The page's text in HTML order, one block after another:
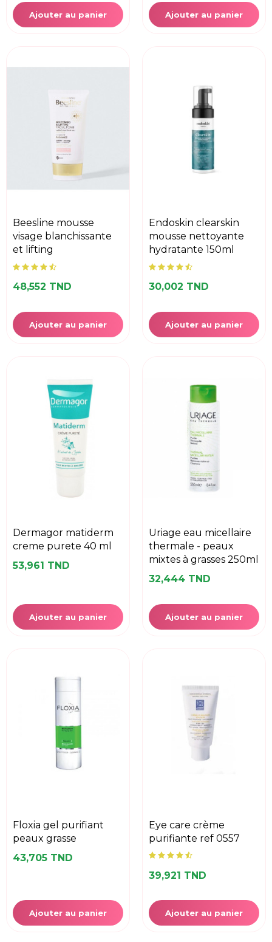
Ajouter au panier Ajouter au panier
beesline mousse
visage blanchissante
et lifting
48,552 TND
Ajouter au panier
endoskin clearskin
mousse nettoyante
hydratante 150ml
30,002 TND
Ajouter au panier
dermagor matiderm
creme purete 40 ml
53,961 TND
Ajouter au panier
uriage eau micellaire
thermale - peaux
mixtes à grasses 250ml
32,444 TND
Ajouter au panier
floxia gel purifiant
peaux grasse
43,705 TND
Ajouter au panier
eye care crème
purifiante ref 0557
39,921 TND
Ajouter au panier